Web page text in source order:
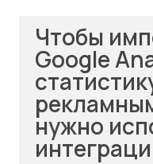
Чтобы
Google
нужно